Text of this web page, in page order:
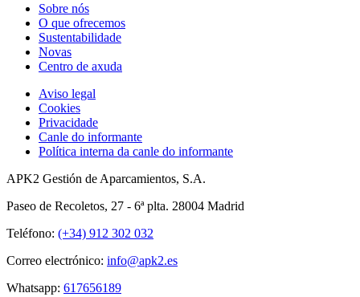
Sobre nós
O que ofrecemos
Sustentabilidade
Novas
Centro de axuda
Aviso legal
Cookies
Privacidade
Canle do informante
Política interna da canle do informante
APK2 Gestión de Aparcamientos, S.A.
Paseo de Recoletos, 27 - 6ª plta. 28004 Madrid
Teléfono: (+34) 912 302 032
Correo electrónico: info@apk2.es
Whatsapp: 617656189